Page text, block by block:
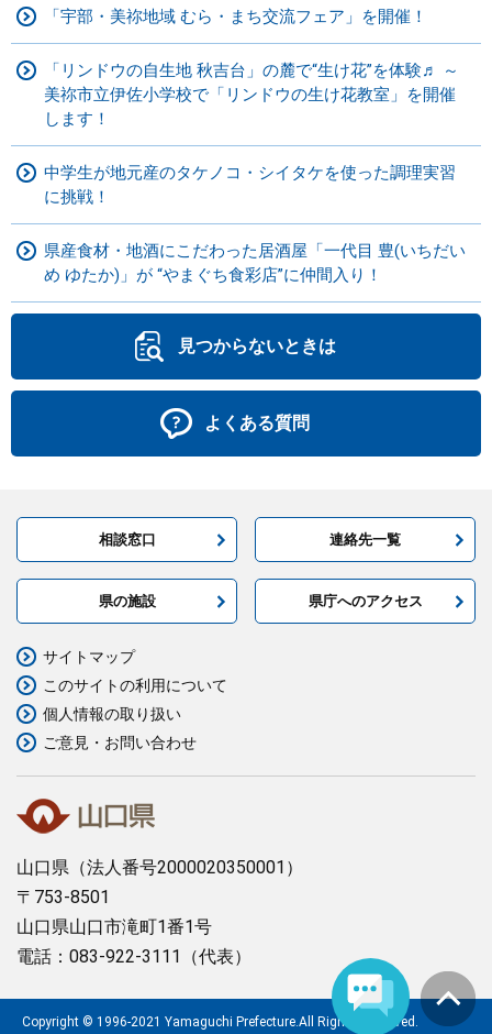
「宇部・美祢地域 むら・まち交流フェア」を開催！
「リンドウの自生地 秋吉台」の麓で“生け花”を体験♬ ～
美祢市立伊佐小学校で「リンドウの生け花教室」を開催
します！
中学生が地元産のタケノコ・シイタケを使った調理実習
に挑戦！
県産食材・地酒にこだわった居酒屋「一代目 豊(いちだい
め ゆたか)」が “やまぐち食彩店”に仲間入り！
見つからないときは
よくある質問
相談窓口 連絡先一覧
県の施設 県庁へのアクセス
山口県 （法人番号2000020350001）
〒753-8501
山口県山口市滝町1番1号
電話：083-922-3111（代表）
サイトマップ
このサイトの利用について
個人情報の取り扱い
ご意見・お問い合わせ
Copyright © 1996-2021 Yamaguchi Prefecture.All Rights Reserved.